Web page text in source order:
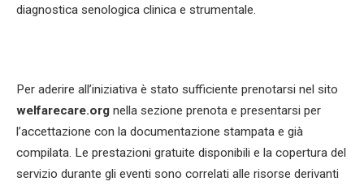
diagnostica senologica clinica e strumentale.
Per aderire all’iniziativa è stato sufficiente prenotarsi nel sito
welfarecare.org nella sezione prenota e presentarsi per
l’accettazione con la documentazione stampata e già
compilata. Le prestazioni gratuite disponibili e la copertura del
servizio durante gli eventi sono correlati alle risorse derivanti